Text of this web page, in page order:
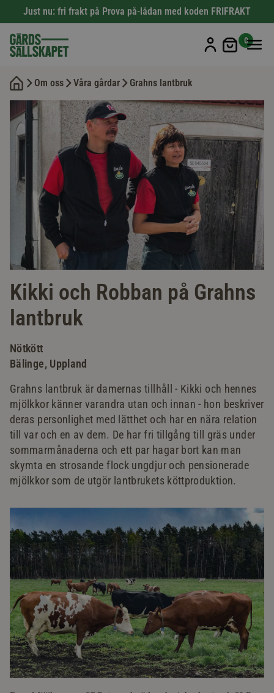
Just nu: fri frakt på Prova på-lådan med koden FRIFRAKT
Min
0
Om oss Våra gårdar Grahns lantbruk
Kikki och Robban på Grahns
lantbruk
Nötkött
Bälinge, Uppland
Grahns lantbruk är damernas tillhåll - Kikki och hennes
mjölkkor känner varandra utan och innan - hon beskriver
deras personlighet med lätthet och har en nära relation
till var och en av dem. De har fri tillgång till gräs under
sommarmånaderna och ett par hagar bort kan man
skymta en strosande flock ungdjur och pensionerade
mjölkkor som de utgör lantbrukets köttproduktion.